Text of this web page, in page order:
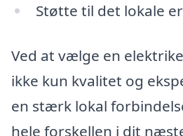
Støtte til det lokale
Ved at vælge en
ikke kun kvalitet og
en stærk lokal
hele forskellen i dit